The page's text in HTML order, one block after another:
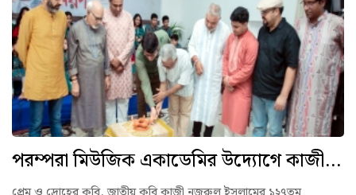
পরম্পরা মিউজিক একাডেমির উদ্যোগে কাজী...